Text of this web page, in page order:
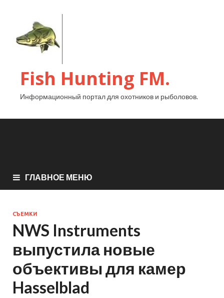
Fish Hunting FM.
Информационный портал для охотников и рыболовов.
ГЛАВНОЕ МЕНЮ
СЪЕМКИ
NWS Instruments
выпустила новые
объективы для камер
Hasselblad